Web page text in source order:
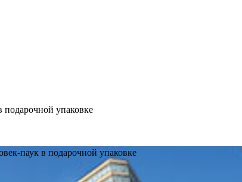
подарочной упаковке
паук в подарочной упаковке